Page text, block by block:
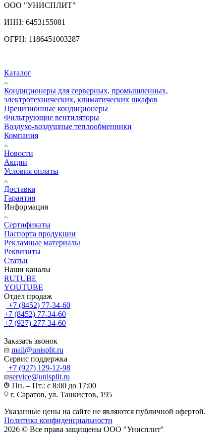
ООО "УНИСПЛИТ"
ИНН: 6453155081
ОГРН: 1186451003287
Каталог
Кондиционеры для серверных, промышленных,
электротехнических, климатических шкафов
Прецизионные кондиционеры
Фильтрующие вентиляторы
Воздухо-воздушные теплообменники
Компания
Новости
Акции
Условия оплаты
Доставка
Гарантия
Информация
Сертификаты
Паспорта продукции
Рекламные материалы
Реквизиты
Статьи
Наши каналы
RUTUBE
YOUTUBE
Отдел продаж
+7 (8452) 77-34-60
+7 (8452) 77-34-60
+7 (927) 277-34-60
Заказать звонок
mail@unisplit.ru
Cервис поддержка
+7 (927) 129-12-98
service@unisplit.ru
Пн. – Пт.: с 8:00 до 17:00
г. Саратов, ул. Танкистов, 195
Указанные цены на сайте не являются публичной офертой.
Политика конфиденциальности
2026 © Все права защищены ООО "Унисплит"